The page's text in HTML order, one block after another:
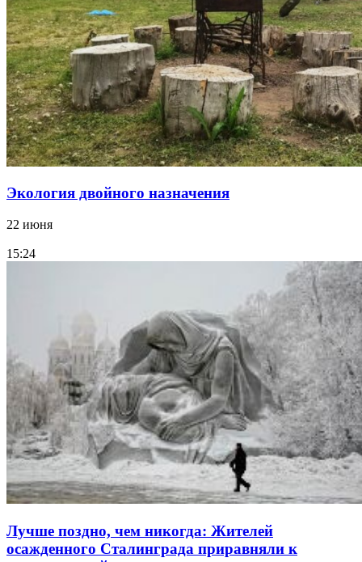
Экология двойного назначения
22 июня
15:24
Лучше поздно, чем никогда: Жителей
осажденного Сталинграда приравняли к